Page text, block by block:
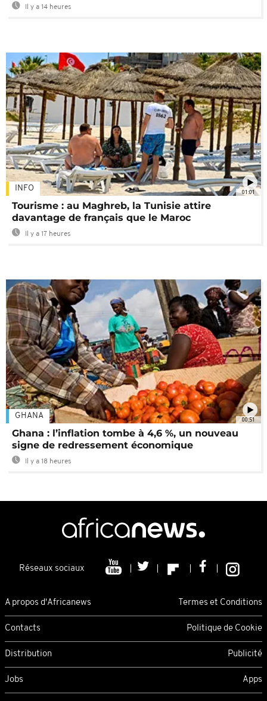
Il y a 14 heures
01:01
INFO
Tourisme : au Maghreb, la Tunisie attire
davantage de français que le Maroc
Il y a 17 heures
00:51
GHANA
Ghana : l’inflation tombe à 4,6 %, un nouveau
signe de redressement économique
Il y a 18 heures
Réseaux sociaux
A propos d'Africanews Termes et Conditions
Contacts Politique de Cookie
Distribution Publicité
Jobs Apps